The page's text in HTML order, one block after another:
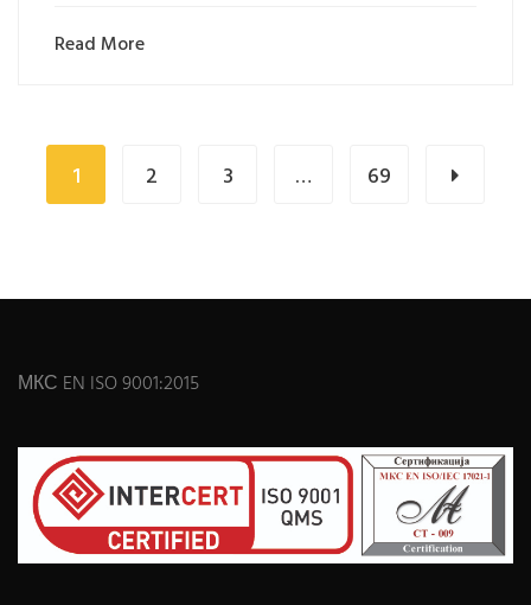
Read More
1 2 3 … 69
МКС EN ISO 9001:2015